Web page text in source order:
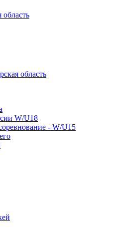
область
область
W/U18
- W/U15